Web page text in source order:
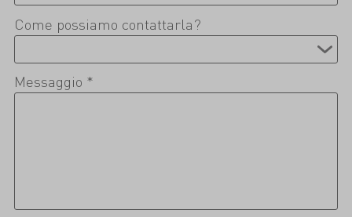
Come possiamo contattarla?
Messaggio *